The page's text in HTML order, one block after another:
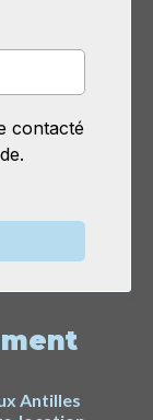
contacté
Antilles